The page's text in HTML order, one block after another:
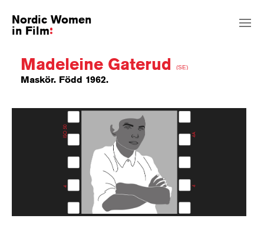
Nordic Women
in Film
Madeleine Gaterud (SE)
Maskör. Född 1962.